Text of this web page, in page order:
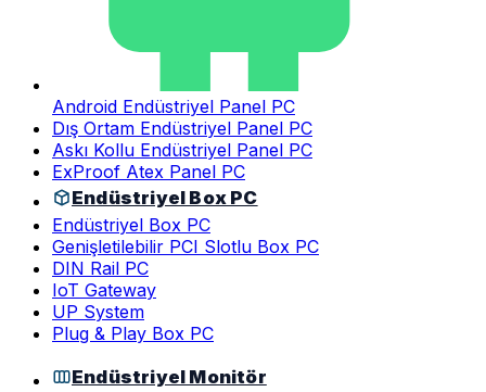
Android Endüstriyel Panel PC
Dış Ortam Endüstriyel Panel PC
Askı Kollu Endüstriyel Panel PC
ExProof Atex Panel PC
Endüstriyel Box PC
Endüstriyel Box PC
Genişletilebilir PCI Slotlu Box PC
DIN Rail PC
IoT Gateway
UP System
Plug & Play Box PC
Endüstriyel Monitör